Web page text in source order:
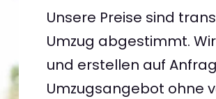
Unsere Preise sind
Umzug abgestimmt.
und erstellen auf
Umzugsangebot ohne